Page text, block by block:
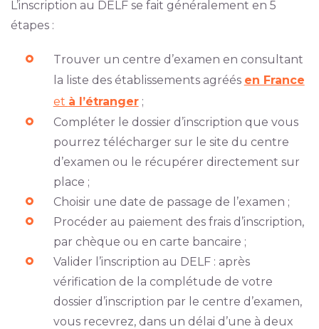
L’inscription au DELF se fait généralement en 5
étapes :
Trouver un centre d’examen en consultant
la liste des établissements agréés en France
et à l’étranger;
Compléter le dossier d’inscription que vous
pourrez télécharger sur le site du centre
d’examen ou le récupérer directement sur
place ;
Choisir une date de passage de l’examen ;
Procéder au paiement des frais d’inscription,
par chèque ou en carte bancaire ;
Valider l’inscription au DELF : après
vérification de la complétude de votre
dossier d’inscription par le centre d’examen,
vous recevrez, dans un délai d’une à deux